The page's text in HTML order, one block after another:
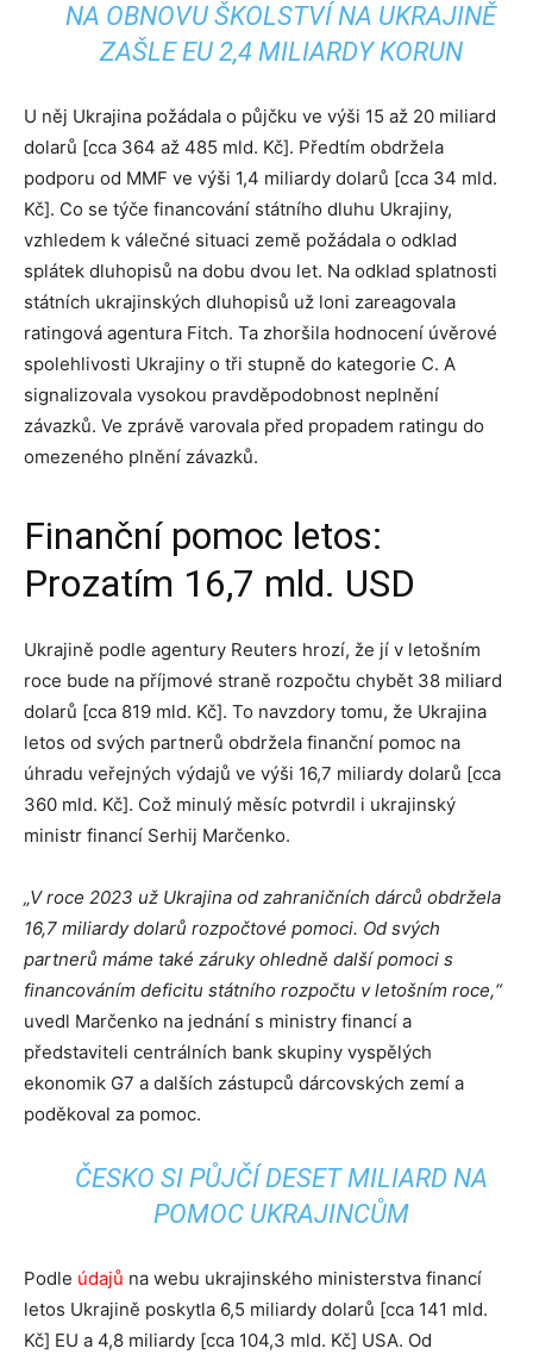
NA OBNOVU ŠKOLSTVÍ NA UKRAJINĚ
ZAŠLE EU 2,4 MILIARDY KORUN
U něj Ukrajina požádala o půjčku ve výši 15 až 20 miliard
dolarů [cca 364 až 485 mld. Kč]. Předtím obdržela
podporu od MMF ve výši 1,4 miliardy dolarů [cca 34 mld.
Kč]. Co se týče financování státního dluhu Ukrajiny,
vzhledem k válečné situaci země požádala o odklad
splátek dluhopisů na dobu dvou let. Na odklad splatnosti
státních ukrajinských dluhopisů už loni zareagovala
ratingová agentura Fitch. Ta zhoršila hodnocení úvěrové
spolehlivosti Ukrajiny o tři stupně do kategorie C. A
signalizovala vysokou pravděpodobnost neplnění
závazků. Ve zprávě varovala před propadem ratingu do
omezeného plnění závazků.
Finanční pomoc letos:
Prozatím 16,7 mld. USD
Ukrajině podle agentury Reuters hrozí, že jí v letošním
roce bude na příjmové straně rozpočtu chybět 38 miliard
dolarů [cca 819 mld. Kč]. To navzdory tomu, že Ukrajina
letos od svých partnerů obdržela finanční pomoc na
úhradu veřejných výdajů ve výši 16,7 miliardy dolarů [cca
360 mld. Kč]. Což minulý měsíc potvrdil i ukrajinský
ministr financí Serhij Marčenko.
„V roce 2023 už Ukrajina od zahraničních dárců obdržela
16,7 miliardy dolarů rozpočtové pomoci. Od svých
partnerů máme také záruky ohledně další pomoci s
financováním deficitu státního rozpočtu v letošním roce,“
uvedl Marčenko na jednání s ministry financí a
představiteli centrálních bank skupiny vyspělých
ekonomik G7 a dalších zástupců dárcovských zemí a
poděkoval za pomoc.
ČESKO SI PŮJČÍ DESET MILIARD NA
POMOC UKRAJINCŮM
Podle údajů na webu ukrajinského ministerstva financí
letos Ukrajině poskytla 6,5 miliardy dolarů [cca 141 mld.
Kč] EU a 4,8 miliardy [cca 104,3 mld. Kč] USA. Od